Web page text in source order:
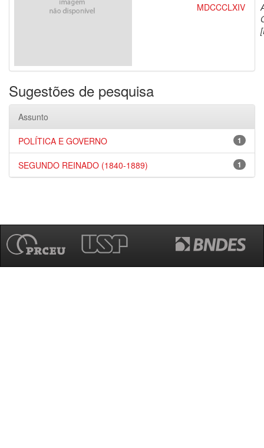
MDCCCLXIV
Sugestões de pesquisa
Assunto
1
POLÍTICA E GOVERNO
1
SEGUNDO REINADO (1840-1889)